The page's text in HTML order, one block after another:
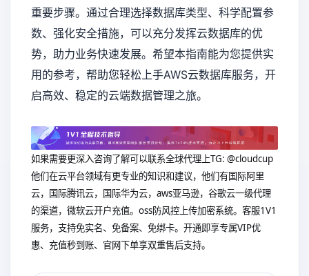
重要步骤。通过合理选择数据库类型、科学配置参
数、强化安全措施，可以充分发挥云数据库的优
势，助力业务快速发展。希望本指南能为您提供实
用的参考，帮助您轻松上手AWS云数据库服务，开
启高效、稳定的云端数据管理之旅。
如果需要更深入咨询了解可以联系全球代理上TG: @cloudcup
他们在云平台领域有更专业的知识和建议，他们有国际阿里
云，国际腾讯云，国际华为云，aws亚马逊，谷歌云一级代理
的渠道，微软云开户充值。oss防风控上传加密系统。客服1V1
服务，支持免实名、免备案、免绑卡。开通即享专属VIP优
惠、充值秒到账、官网下单享双重售后支持。